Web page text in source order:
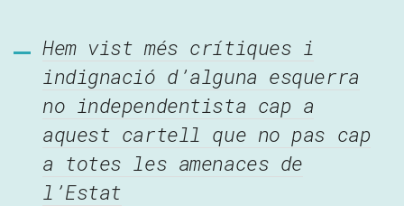
Hem vist més crítiques i
indignació d’alguna esquerra
no independentista cap a
aquest cartell que no pas cap
a totes les amenaces de
l’Estat